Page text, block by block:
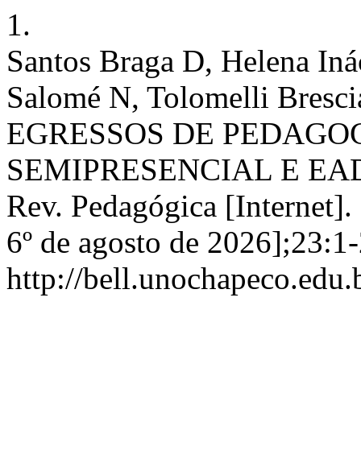
1.
Santos Braga D, Helena
Salomé N, Tolomelli
EGRESSOS DE
SEMIPRESENCIAL E
Rev. Pedagógica
6º de agosto de
http://